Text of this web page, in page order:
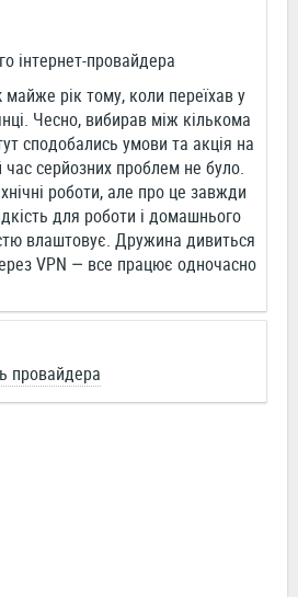
інтернет-провайдера
рік тому, коли переїхав у
Чесно, вибирав між кількома
сподобались умови та акція на
серйозних проблем не було.
роботи, але про це завжди
для роботи і домашнього
влаштовує. Дружина дивиться
VPN — все працює одночасно
провайдера